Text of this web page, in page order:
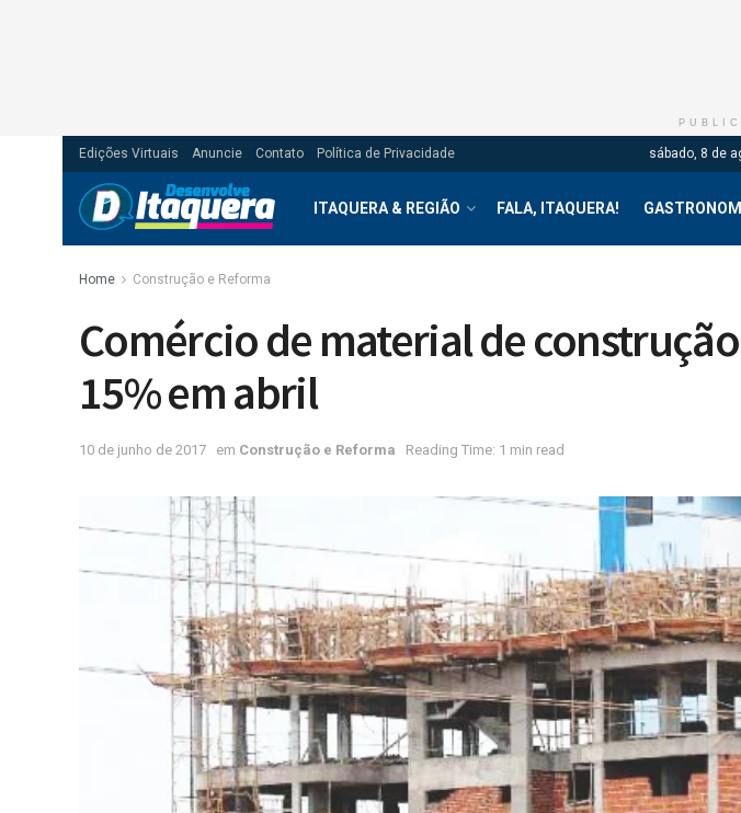
Edições Virtuais Anuncie Contato Política de Privacidade sábado, 8 de
ITAQUERA & REGIÃO FALA, ITAQUERA!
Home Construção e Reforma
Comércio de material de
15% em abril
10 de junho de 2017 em Construção e Reforma Reading Time: 1 min read